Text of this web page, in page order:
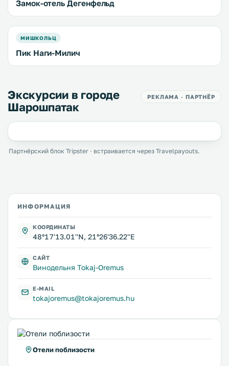
Замок-отель Дегенфельд
МИШКОЛЬЦ
Пик Наги-Милич
Экскурсии в городе
Шарошпатак
РЕКЛАМА · ПАРТНЁР
Партнёрский блок Tripster · встраивается через Travelpayouts.
ИНФОРМАЦИЯ
КООРДИНАТЫ
48°17'13.01''N, 21°26'36.22''E
САЙТ
Винодельня Tokaj-Oremus
E-MAIL
tokajoremus@tokajoremus.hu
Отели поблизости